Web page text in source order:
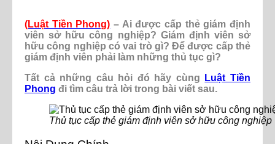
(Luật Tiền Phong) – Ai được cấp thẻ giám định
viên sở hữu công nghiệp? Giám định viên sở
hữu công nghiệp có vai trò gì? Để được cấp thẻ
giám định viên phải làm những thủ tục gì?
Tất cả những câu hỏi đó hãy cùng
Luật Tiền
Phong đi tìm câu trả lời trong bài viết sau.
Thủ tục cấp thẻ giám định viên sở hữu công nghiệp